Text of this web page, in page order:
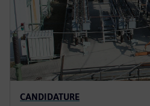
CANDIDATURE